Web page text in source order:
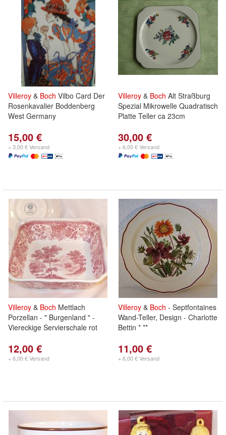
Villeroy & Boch Vilbo Card Der
Rosenkavalier Boddenberg
West Germany
15,00 €
+ 3,00 € Versand
Villeroy & Boch Alt Straßburg
Spezial Mikrowelle Quadratisch
Platte Teller ca 23cm
30,00 €
+ 6,00 € Versand
Villeroy & Boch Mettlach
Porzellan - " Burgenland " -
Viereckige Servierschale rot
12,00 €
+ 6,00 € Versand
Villeroy & Boch - Septfontaines
Wand-Teller, Design - Charlotte
Bettin * **
11,00 €
+ 6,00 € Versand